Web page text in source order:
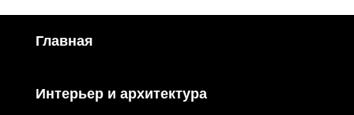
Главная
Интерьер и архитектура